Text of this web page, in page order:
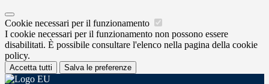
Cookie necessari per il funzionamento
I cookie necessari per il funzionamento non possono essere
disabilitati. È possibile consultare l'elenco nella pagina della cookie
policy.
Accetta tutti Salva le preferenze